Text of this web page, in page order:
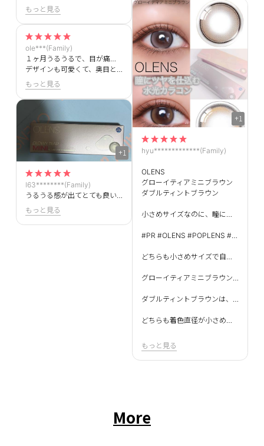
もっと見る
ole***(Family)
１ヶ月うるうるで、目が痛くなかったです！
デザインも可愛くて、奥目と小粒ですが気に入りました！！
もっと見る
+1
l63********(Family)
うるうる感が出てとても良いです！オススメです！
もっと見る
+1
hyu*************(Family)
OLENS
グローイティアミニブラウン
ダブルティントブラウン
小さめサイズなのに、瞳に自然なツヤ感をプラスしてくれる水光カラコン。気分に合わせて選べる2種類のブラウンも魅力！
#PR #OLENS #POPLENS #オーレンズ #カラコン #水光カラコン
どちらも小さめサイズで自然になじみやすく、瞳にツヤ感をプラスしてくれる水光カラコン。
グローイティアミニブラウンは、うるっとした立体感が出るようなデザインで、ナチュラルなのにどこか印象的な目元に見せてくれるのがお気に入り。ブラウンカラーもやわらかく、普段のメイクにも合わせやすかった。
ダブルティントブラウンは、より自然に瞳へ溶け込むような仕上がり。透明感のあるブラウンなので、カラコン感が強すぎず、デイリーにも使いやすい印象だった。
どちらも着色直径が小さめなので派手になりすぎず、それでいて瞳に光が入ったような雰囲気に見えるのが魅力。OLENSらしい水光デザインで、ナチュラル派にも取り入れやすい2種類だった😌👏🏻
もっと見る
More